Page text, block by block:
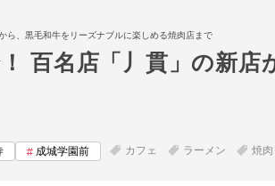
ら、黒毛和牛をリーズナブルに楽しめる焼肉店まで
百名店「丿貫」の新店
成城学園前 カフェ ラーメン 焼肉